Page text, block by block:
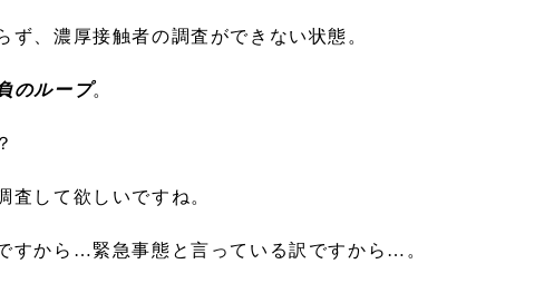
ず、濃厚接触者の調査ができない状態。
のループ。
査して欲しいですね。
すから…緊急事態と言っている訳ですから…。